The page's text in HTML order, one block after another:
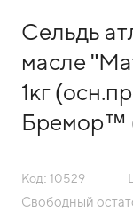
Сельдь
масле
1кг
Бремор™
Код: 10529
Свободный